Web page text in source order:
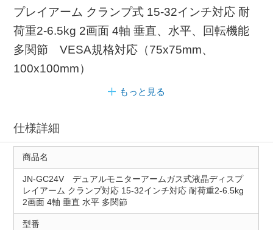
プレイアーム クランプ式 15-32インチ対応 耐
荷重2-6.5kg 2画面 4軸 垂直、水平、回転機能
多関節 VESA規格対応（75x75mm、
100x100mm）
もっと見る
仕様詳細
商品名
JN-GC24V デュアルモニターアームガス式液晶ディスプ
レイアーム クランプ対応 15-32インチ対応 耐荷重2-6.5kg
2画面 4軸 垂直 水平 多関節
型番